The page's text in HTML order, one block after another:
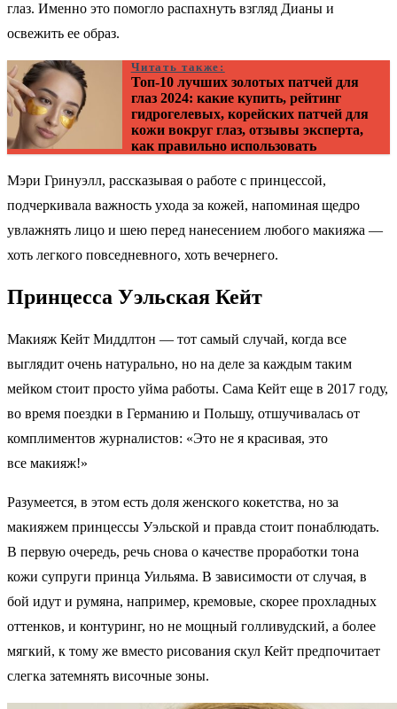
глаз. Именно это помогло распахнуть взгляд Дианы и
освежить ее образ.
Читать также:
Топ-10 лучших золотых патчей для
глаз 2024: какие купить, рейтинг
гидрогелевых, корейских патчей для
кожи вокруг глаз, отзывы эксперта,
как правильно использовать
Мэри Гринуэлл, рассказывая о работе с принцессой,
подчеркивала важность ухода за кожей, напоминая щедро
увлажнять лицо и шею перед нанесением любого макияжа —
хоть легкого повседневного, хоть вечернего.
Принцесса Уэльская Кейт
Макияж Кейт Миддлтон — тот самый случай, когда все
выглядит очень натурально, но на деле за каждым таким
мейком стоит просто уйма работы. Сама Кейт еще в 2017 году,
во время поездки в Германию и Польшу, отшучивалась от
комплиментов журналистов: «Это не я красивая, это
все макияж!»
Разумеется, в этом есть доля женского кокетства, но за
макияжем принцессы Уэльской и правда стоит понаблюдать.
В первую очередь, речь снова о качестве проработки тона
кожи супруги принца Уильяма. В зависимости от случая, в
бой идут и румяна, например, кремовые, скорее прохладных
оттенков, и контуринг, но не мощный голливудский, а более
мягкий, к тому же вместо рисования скул Кейт предпочитает
слегка затемнять височные зоны.